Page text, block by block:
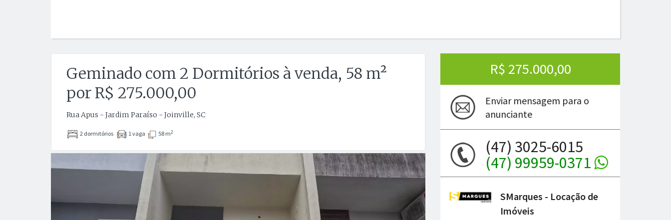
Geminado com 2 Dormitórios à venda, 58 m²
por R$ 275.000,00
Rua Apus - Jardim Paraíso - Joinville, SC
2 dormitórios 1 vaga 58 m2
Próxima
R$ 275.000,00
Enviar mensagem para o
anunciante
(47) 3025-6015
(47) 99959-0371
SMarques - Locação de
Imóveis